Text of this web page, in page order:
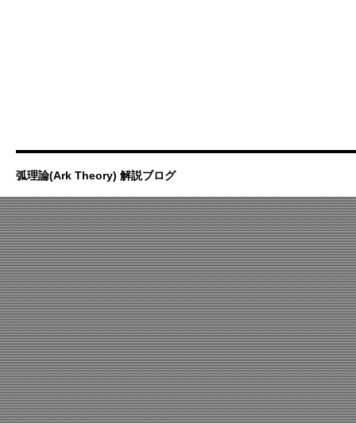
弧理論(Ark Theory) 解説ブログ